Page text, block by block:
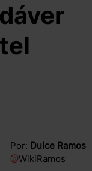
Por: Dulce Ramos
@WikiRamos